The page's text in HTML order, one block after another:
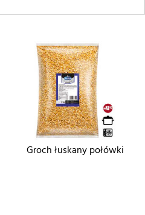
Groch łuskany połówki